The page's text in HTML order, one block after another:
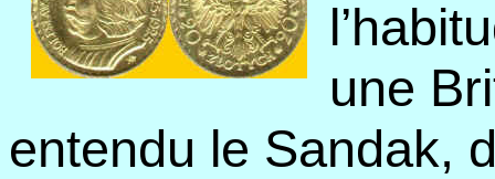
une
entendu le Sandak,